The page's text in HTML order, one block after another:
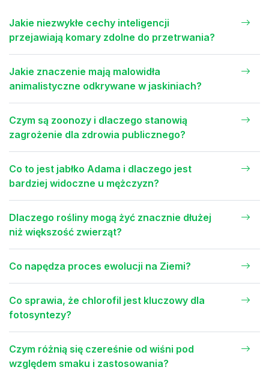
Jakie niezwykłe cechy inteligencji
przejawiają komary zdolne do przetrwania?
Jakie znaczenie mają malowidła
animalistyczne odkrywane w jaskiniach?
Czym są zoonozy i dlaczego stanowią
zagrożenie dla zdrowia publicznego?
Co to jest jabłko Adama i dlaczego jest
bardziej widoczne u mężczyzn?
Dlaczego rośliny mogą żyć znacznie dłużej
niż większość zwierząt?
Co napędza proces ewolucji na Ziemi?
Co sprawia, że chlorofil jest kluczowy dla
fotosyntezy?
Czym różnią się czereśnie od wiśni pod
względem smaku i zastosowania?